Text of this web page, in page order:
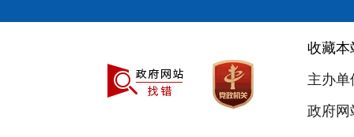
收藏本
主办
政府网